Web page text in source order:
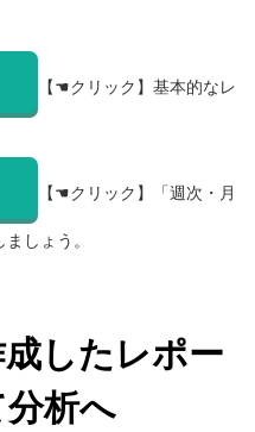
【☚クリック】基本的なレ
【☚クリック】「週次・月
しょう。
したレポー
分析へ